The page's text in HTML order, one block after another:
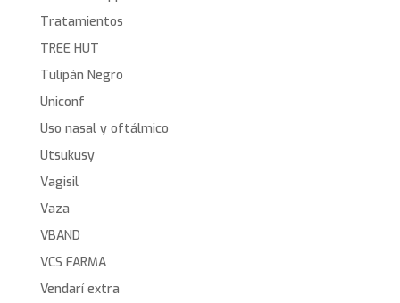
Tratamientos
TREE HUT
Tulipán Negro
Uniconf
Uso nasal y oftálmico
Utsukusy
Vagisil
Vaza
VBAND
VCS FARMA
Vendarí extra